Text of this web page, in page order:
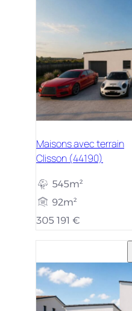
Maisons avec terrain
Clisson (44190)
545m²
92m²
305 191 €